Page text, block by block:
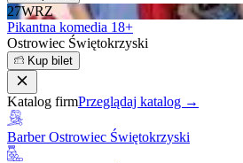
27WRZ
Pikantna komedia 18+
Ostrowiec Świętokrzyski
Kup bilet
Katalog firmPrzeglądaj katalog →
Barber Ostrowiec Świętokrzyski